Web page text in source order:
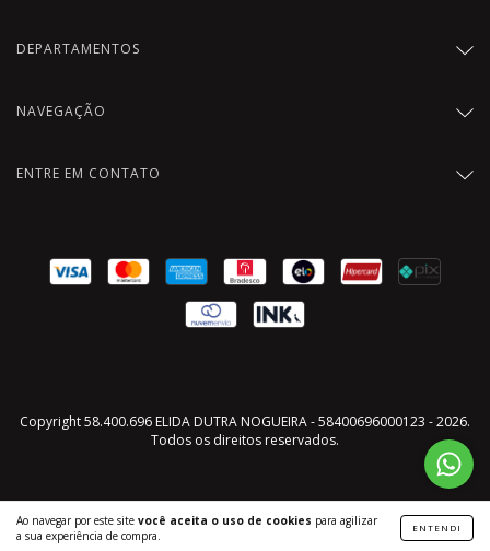
Ao navegar por este site você aceita o uso de cookies para agilizar
a sua experiência de compra.
ENTENDI
DEPARTAMENTOS
NAVEGAÇÃO
ENTRE EM CONTATO
Copyright 58.400.696 ELIDA DUTRA NOGUEIRA - 58400696000123 - 2026.
Todos os direitos reservados.